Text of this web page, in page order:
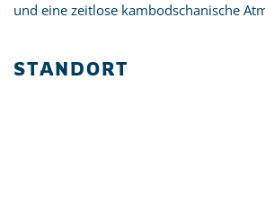
und eine zeitlose kambodschanische
STANDORT